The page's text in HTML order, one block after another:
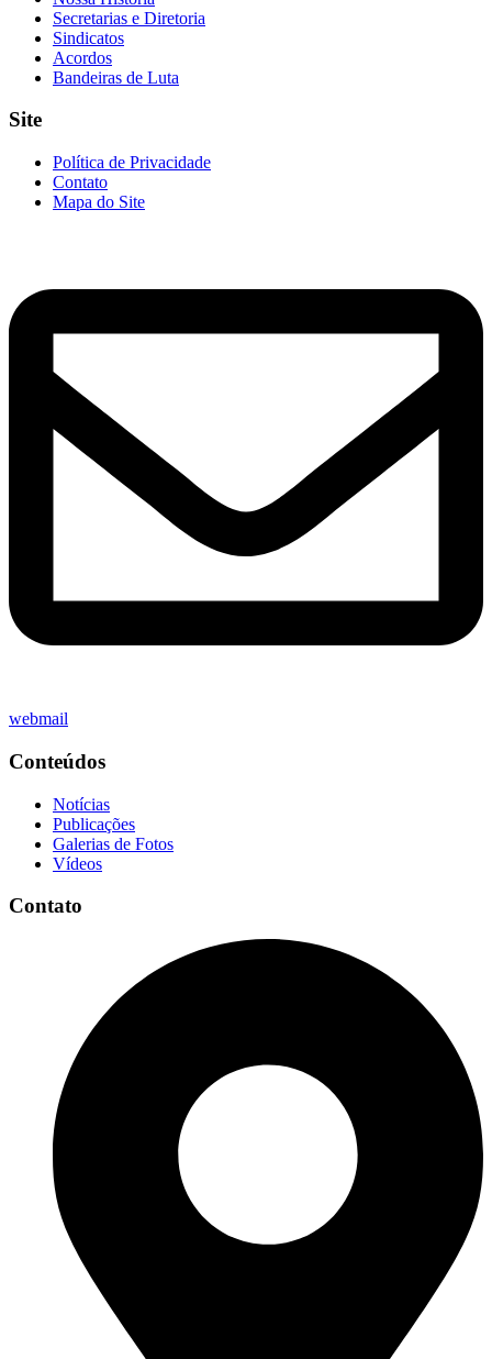
Secretarias e Diretoria
Sindicatos
Acordos
Bandeiras de Luta
Site
Política de Privacidade
Contato
Mapa do Site
webmail
Conteúdos
Notícias
Publicações
Galerias de Fotos
Vídeos
Contato